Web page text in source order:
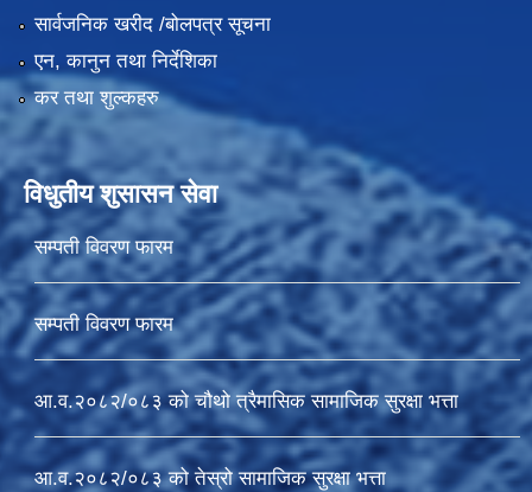
सार्वजनिक खरीद /बोलपत्र सूचना
एन, कानुन तथा निर्देशिका
कर तथा शुल्कहरु
विधुतीय शुसासन सेवा
सम्पती विवरण फारम
सम्पती विवरण फारम
आ.व.२०८२/०८३ को चौथो त्रैमासिक सामाजिक सुरक्षा भत्ता
आ.व.२०८२/०८३ को तेस्रो सामाजिक सुरक्षा भत्ता